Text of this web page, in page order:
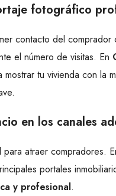
fotográfico
contacto del
el número de visitas. En
mostrar tu vivienda con la
en los canales
atraer compradores.
portales
y profesional.